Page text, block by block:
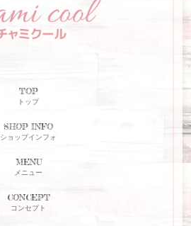
TOP
トップ
SHOP INFO
ショップインフォ
MENU
メニュー
CONCEPT
コンセプト